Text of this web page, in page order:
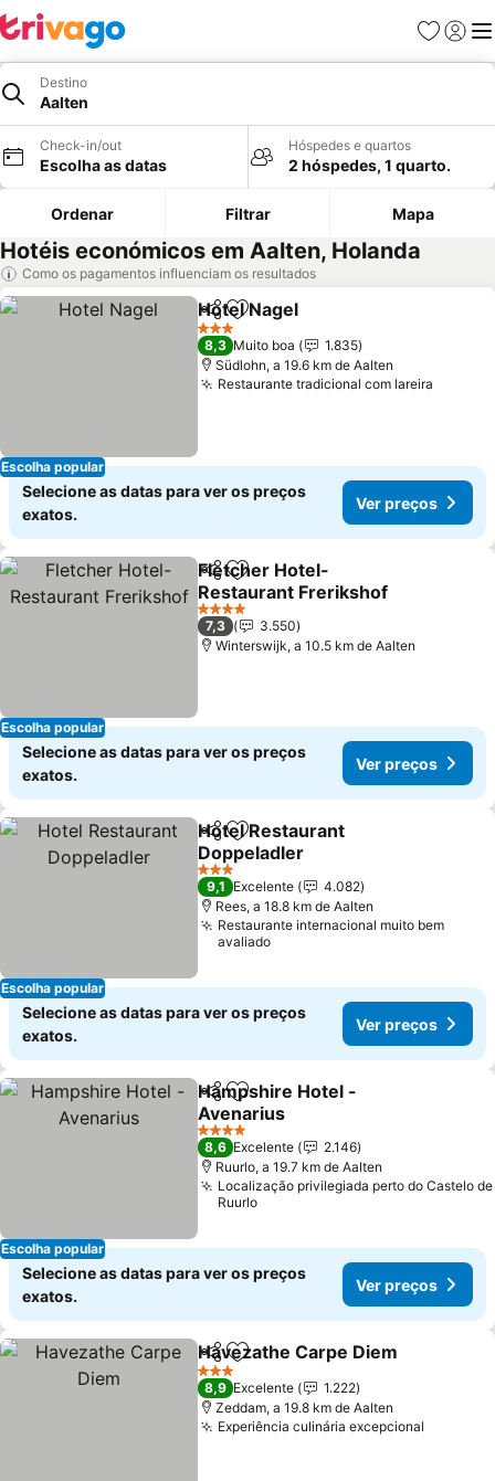
Favoritos
Iniciar
Destino
Aalten
Check-in/out
Escolha as datas
Hóspedes e quartos
2 hóspedes, 1 quarto.
Ordenar Filtrar Mapa
Hotéis económicos em Aalten, Holanda
Como os pagamentos influenciam os resultados
Escolha popular
PartilharAdicionar aos favoritos
Hotel Nagel
3 Estrelas
8,3 Muito boa
1.835
Südlohn, a 19.6 km de Aalten
Restaurante tradicional com lareira
Selecione as datas para ver os preços
exatos.
Ver preços
Escolha popular
PartilharAdicionar aos favoritos
Fletcher Hotel-
Restaurant Frerikshof
4 Estrelas
7,3
3.550
Winterswijk, a 10.5 km de Aalten
Selecione as datas para ver os preços
exatos.
Ver preços
Escolha popular
PartilharAdicionar aos favoritos
Hotel Restaurant
Doppeladler
3 Estrelas
9,1 Excelente
4.082
Rees, a 18.8 km de Aalten
Restaurante internacional muito bem
avaliado
Selecione as datas para ver os preços
exatos.
Ver preços
Escolha popular
PartilharAdicionar aos favoritos
Hampshire Hotel -
Avenarius
4 Estrelas
8,6 Excelente
2.146
Ruurlo, a 19.7 km de Aalten
Localização privilegiada perto do Castelo de
Ruurlo
Selecione as datas para ver os preços
exatos.
Ver preços
PartilharAdicionar aos favoritos
Havezathe Carpe Diem
3 Estrelas
8,9 Excelente
1.222
Zeddam, a 19.8 km de Aalten
Experiência culinária excepcional